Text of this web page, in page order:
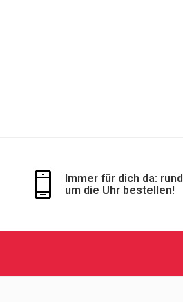
Immer für dich da: rund
um die Uhr bestellen!